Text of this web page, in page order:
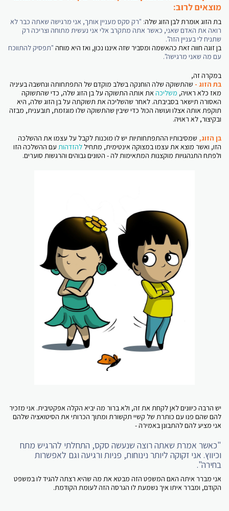
מוצאים לרוב:
בת הזוג אומרת לבן הזוג שלה: "רק סקס מעניין אותך, אני מרגישה שאתה כבר לא
רואה את האדם שאני, כאשר אתה מתקרב אלי אני נעשית מתוחה וצריכה רק
שתניח לי בעניין הזה".
בן זוגה חווה זאת כהאשמה ומסביר שזה איננו נכון, ואז היא מוחה "תפסיק להתווכח
עם מה שאני מרגישה".
במקרה זה,
בת הזוג - שהתשוקה שלה הוחנקה בשלב מוקדם של התפתחותה ונחשבה בעיניה
מאז כלא ראויה, משליכה את אותה התשוקה על בן הזוג שלה, כדי שהתשוקה
האסורה תישאר בסביבתה. לאחר שהשליכה את תשוקתה על בן הזוג שלה, היא
תוקפת אותה אצלו ועושה הכול כדי שיבין שהתשוקה שלו מוגזמת, תובענית, מבזה
ובקיצור, לא ראויה.
בן הזוג, שמסיבותיו ההתפתחותיות יש לו מוכנות לקבל על עצמו את ההשלכה
הזו, ואשר מוצא את עצמו במצוקה אינטימית, מתחיל להזדהות עם ההשלכה הזו
ולפתח התנהגויות מוקצנות המתאימות לה - הטונים גבוהים והרגשות סוערים.
יש הרבה כיוונים לאן לקחת את זה, ולא ברור מה יביא הקלה אפקטיבית. אני מזכיר
להם שהם פנו עם כותרת של קשיי תקשורת ומתוך הכרותי את הסיטואציה שלהם
אני מציע להם להתבונן באמירה -
"כאשר אמרת שאתה רוצה שנעשה סקס, התחלתי להרגיש מתח
וכיווץ. אני זקוקה ליותר נינוחות, פניות ורגיעה וגם לאפשרות
בחירה".
אני מברר איתה האם המשפט הזה מבטא את מה שהיא רצתה להגיד לו במשפט
הקודם, ומברר איתו איך נשמעת לו הגרסה הזה לעומת הקודמת.